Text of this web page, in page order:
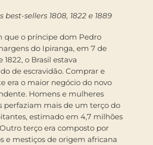
best-sellers 1808, 1822 e 1889
que o príncipe dom Pedro
do Ipiranga, em 7 de
o Brasil estava
de escravidão. Comprar e
era o maior negócio do novo
Homens e mulheres
perfaziam mais de um terço do
estimado em 4,7 milhões
terço era composto por
e mestiços de origem africana